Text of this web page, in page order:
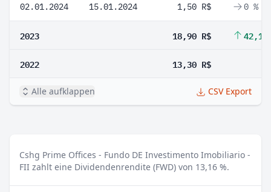
02.01.2024 15.01.2024 1,50 R$ 0 %
2023 18,90 R$ 42,11
2022 13,30 R$
Alle aufklappen CSV Export
Cshg Prime Offices - Fundo DE Investimento Imobiliario -
FII zahlt eine Dividendenrendite (FWD) von 13,16 %.